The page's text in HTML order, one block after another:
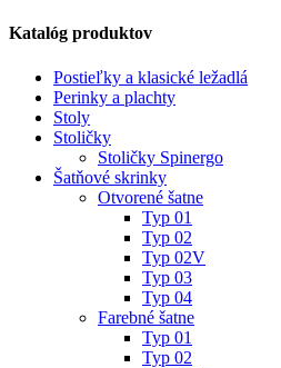
Katalóg produktov
Postieľky a klasické ležadlá
Perinky a plachty
Stoly
Stoličky
Stoličky Spinergo
Šatňové skrinky
Otvorené šatne
Typ 01
Typ 02
Typ 02V
Typ 03
Typ 04
Farebné šatne
Typ 01
Typ 02